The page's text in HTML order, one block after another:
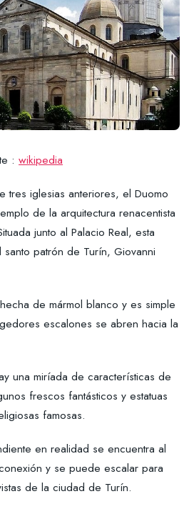
: wikipedia
tres iglesias anteriores, el Duomo
de la arquitectura renacentista
junto al Palacio Real, esta
patrón de Turín, Giovanni
de mármol blanco y es simple
escalones se abren hacia la
una miríada de características de
frescos fantásticos y estatuas
famosas.
en realidad se encuentra al
y se puede escalar para
de la ciudad de Turín.